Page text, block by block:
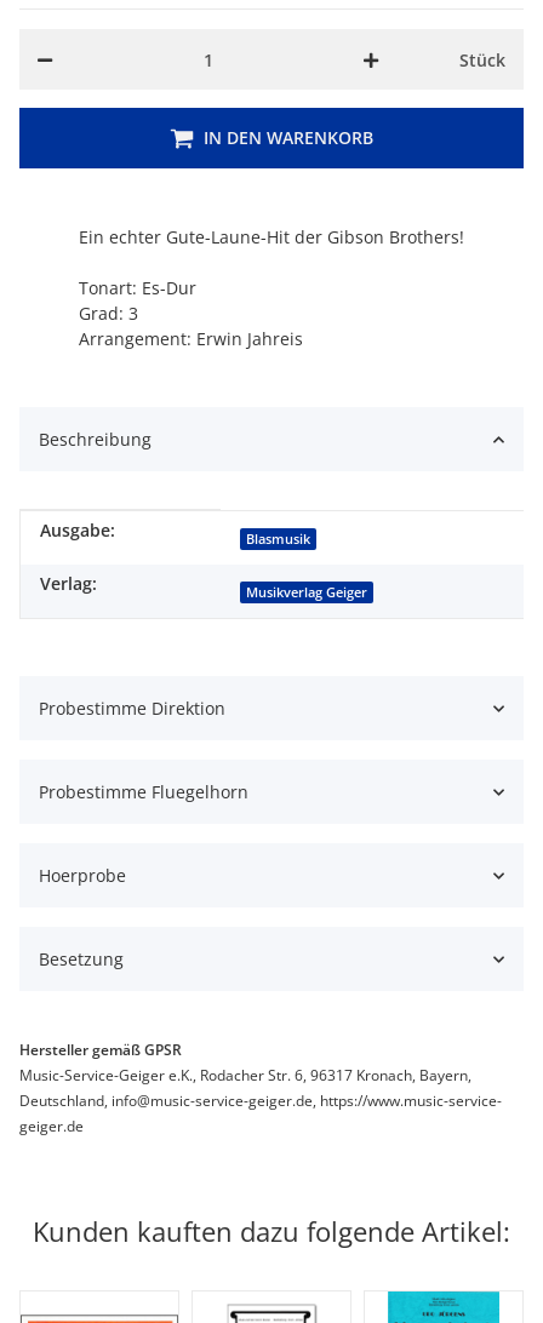
Ein echter Gute-Laune-Hit der Gibson Brothers!
Tonart: Es-Dur
Grad: 3
Arrangement: Erwin Jahreis
Stück
IN DEN WARENKORB
Beschreibung
Produkteigenschaft
Wert
Ausgabe: Blasmusik
Verlag: Musikverlag Geiger
Probestimme Direktion
Probestimme Fluegelhorn
Hoerprobe
Besetzung
Hersteller gemäß GPSR
Music-Service-Geiger e.K., Rodacher Str. 6, 96317 Kronach, Bayern,
Deutschland, info@music-service-geiger.de, https://www.music-service-
geiger.de
Kunden kauften dazu folgende Artikel: